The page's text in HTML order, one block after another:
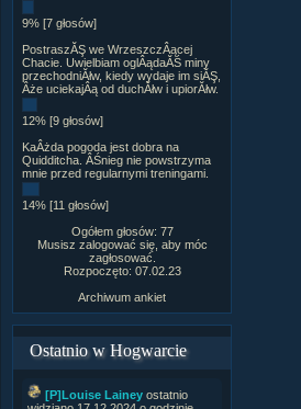
9% [7 głosów]
PostraszĂŞ we WrzeszczÂącej
Chacie. Uwielbiam oglÂądaĂŚ miny
przechodniĂłw, kiedy wydaje im siĂŞ,
Âże uciekajÂą od duchĂłw i upiorĂłw.
12% [9 głosów]
KaÂżda pogoda jest dobra na
Quidditcha. ÂŚnieg nie powstrzyma
mnie przed regularnymi treningami.
14% [11 głosów]
Ogółem głosów: 77
Musisz zalogować się, aby móc
zagłosować.
Rozpoczęto: 07.02.23
Archiwum ankiet
Ostatnio w Hogwarcie
[P]Louise Lainey ostatnio